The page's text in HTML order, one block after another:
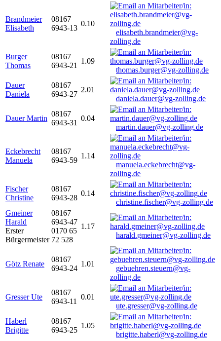
Brandmeier
Elisabeth
08167
6943-13
0.10
elisabeth.brandmeier@vg-
zolling.de
Burger
Thomas
08167
6943-21
1.09
thomas.burger@vg-zolling.de
Dauer
Daniela
08167
6943-27
2.01
daniela.dauer@vg-zolling.de
Dauer Martin
08167
6943-31
0.04
martin.dauer@vg-zolling.de
Eckebrecht
Manuela
08167
6943-59
1.14
manuela.eckebrecht@vg-
zolling.de
Fischer
Christine
08167
6943-28
0.14
christine.fischer@vg-zolling.de
Gmeiner
Harald
Erster
Bürgermeister
08167
6943-47
0170 65
72 528
1.17
harald.gmeiner@vg-zolling.de
Götz Renate
08167
6943-24
1.01
gebuehren.steuern@vg-
zolling.de
Gresser Ute
08167
6943-11
0.01
ute.gresser@vg-zolling.de
Haberl
Brigitte
08167
6943-25
1.05
brigitte.haberl@vg-zolling.de